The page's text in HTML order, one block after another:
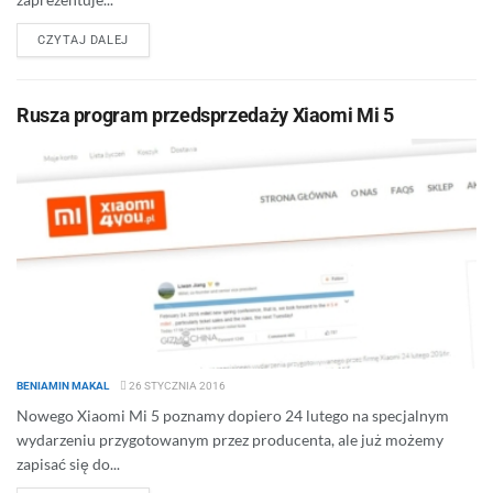
CZYTAJ DALEJDETAILS
Rusza program przedsprzedaży Xiaomi Mi 5
BENIAMIN MAKAL 26 STYCZNIA 2016
Nowego Xiaomi Mi 5 poznamy dopiero 24 lutego na specjalnym
wydarzeniu przygotowanym przez producenta, ale już możemy
zapisać się do...